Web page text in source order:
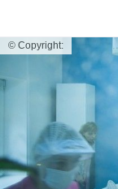
© Copyright: